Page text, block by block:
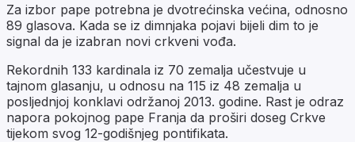
Za izbor pape potrebna je dvotrećinska većina, odnosno
89 glasova. Kada se iz dimnjaka pojavi bijeli dim to je
signal da je izabran novi crkveni vođa.
Rekordnih 133 kardinala iz 70 zemalja učestvuje u
tajnom glasanju, u odnosu na 115 iz 48 zemalja u
posljednjoj konklavi održanoj 2013. godine. Rast je odraz
napora pokojnog pape Franja da proširi doseg Crkve
tijekom svog 12-godišnjeg pontifikata.